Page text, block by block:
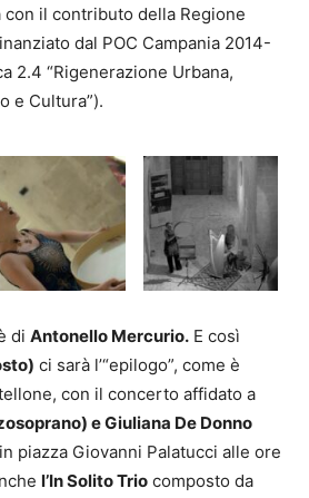
con il contributo della Regione
dal POC Campania 2014-
2.4 “Rigenerazione Urbana,
e Cultura”).
di Antonello Mercurio. E così
ci sarà l’“epilogo”, come è
con il concerto affidato a
e Giuliana De Donno
piazza Giovanni Palatucci alle ore
l’In Solito Trio composto da